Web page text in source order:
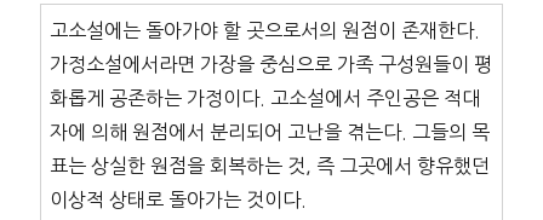
고소설에는 돌아가야 할 곳으로서의 원점이 존재한다.
가정소설에서라면 가장을 중심으로 가족 구성원들이 평
화롭게 공존하는 가정이다. 고소설에서 주인공은 적대
자에 의해 원점에서 분리되어 고난을 겪는다. 그들의 목
표는 상실한 원점을 회복하는 것, 즉 그곳에서 향유했던
이상적 상태로 돌아가는 것이다.